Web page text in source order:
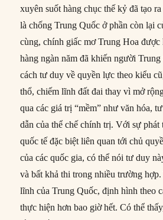
xuyên suốt hàng chục thế kỷ đã tạo
là chống Trung Quốc ở phần còn lại
cùng, chính giấc mơ Trung Hoa được
hàng ngàn năm đã khiến người
cách tư duy về quyền lực theo kiểu
thổ, chiếm lĩnh đất đai thay vì mở
qua các giá trị “mềm” như văn hóa,
dẫn của thể chế chính trị. Với sự phát
quốc tế đặc biệt liên quan tới chủ
của các quốc gia, có thể nói tư duy
và bất khả thi trong nhiều trường
lĩnh của Trung Quốc, định hình theo
thực hiện hơn bao giờ hết. Có thể